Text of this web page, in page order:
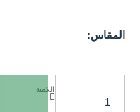
المقاس:
الكمية